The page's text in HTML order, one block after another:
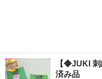
【◆JUKI
済み品